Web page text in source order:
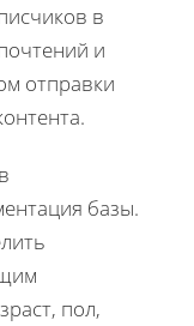
в
и
отправки
базы.
пол,